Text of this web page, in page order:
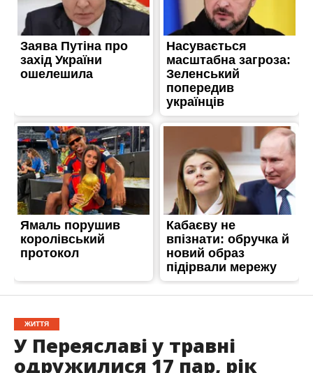
ЖИТТЯ
У Переяславі у травні
одружилися 17 пар, рік